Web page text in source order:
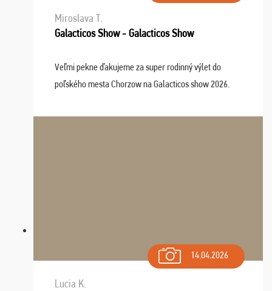
Miroslava T.
Galacticos Show - Galacticos Show
Veľmi pekne ďakujeme za super rodinný výlet do
poľského mesta Chorzow na Galacticos show 2026.
Navštívili sme aj zábavný park Legendia, previe ...
14.04.2026
Lucia K.